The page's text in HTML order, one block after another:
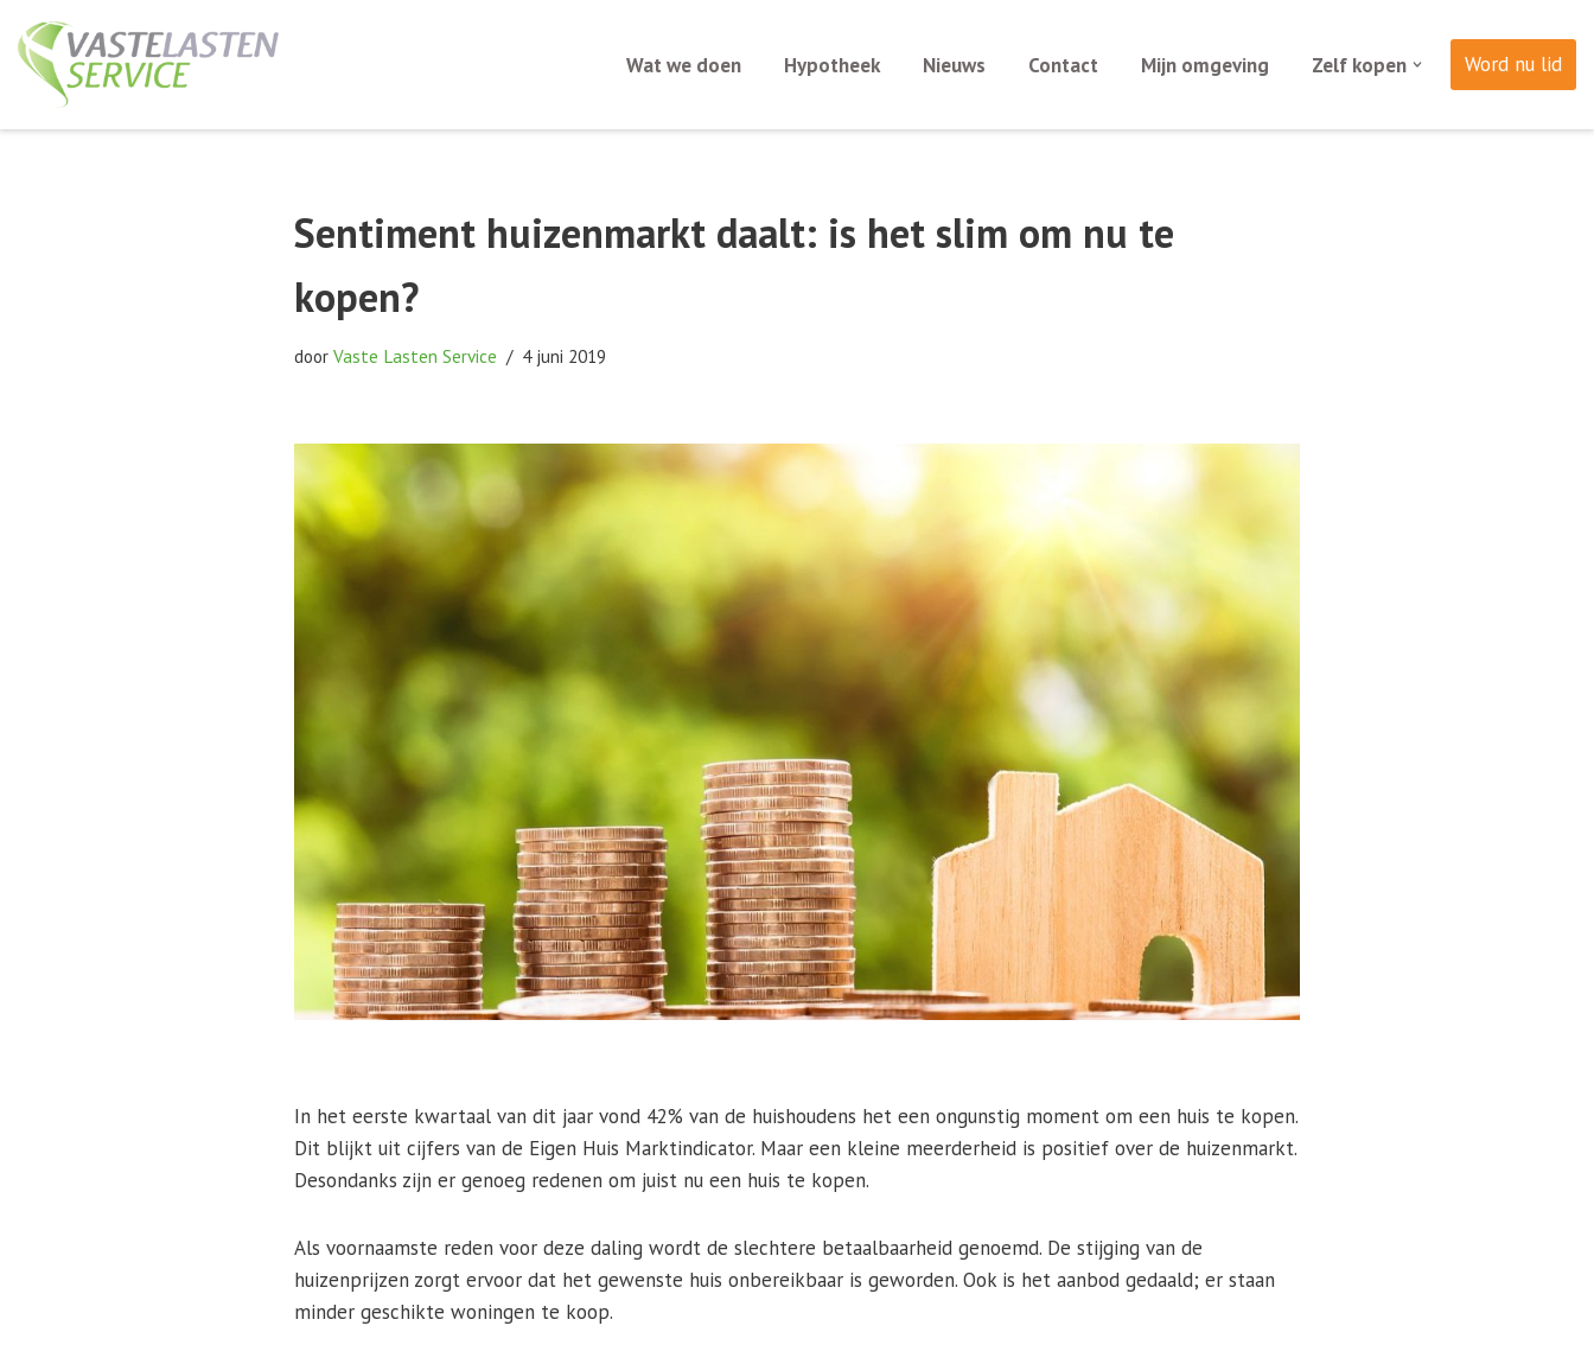
Ga
de
Wat we doen Hypotheek Nieuws Contact Mijn omgeving Zelf kopen Word nu lid
Sentiment huizenmarkt daalt: is het slim om nu te
kopen?
doorVaste Lasten Service 4 juni 2019
In het eerste kwartaal van dit jaar vond 42% van de huishoudens het een ongunstig moment om een huis te kopen.
Dit blijkt uit cijfers van de Eigen Huis Marktindicator. Maar een kleine meerderheid is positief over de huizenmarkt.
Desondanks zijn er genoeg redenen om juist nu een huis te kopen.
Als voornaamste reden voor deze daling wordt de slechtere betaalbaarheid genoemd. De stijging van de
huizenprijzen zorgt ervoor dat het gewenste huis onbereikbaar is geworden. Ook is het aanbod gedaald; er staan
minder geschikte woningen te koop.